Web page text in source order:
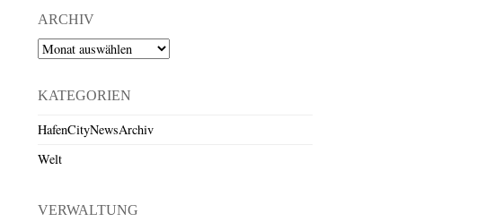
ARCHIV
Archiv
KATEGORIEN
HafenCityNewsArchiv
Welt
VERWALTUNG